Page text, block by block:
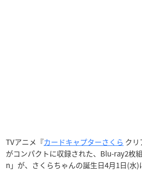
TVアニメ『カードキャプターさくら クリ
がコンパクトに収録された、Blu-ray2枚
n」が、さくらちゃんの誕生日4月1日(水)